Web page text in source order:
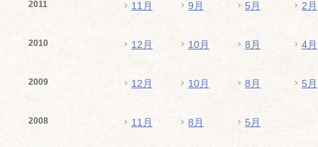
2011 11月 9月 5月 2月
2010 12月 10月 8月 4月
2009 12月 10月 8月 5月
2008 11月 8月 5月